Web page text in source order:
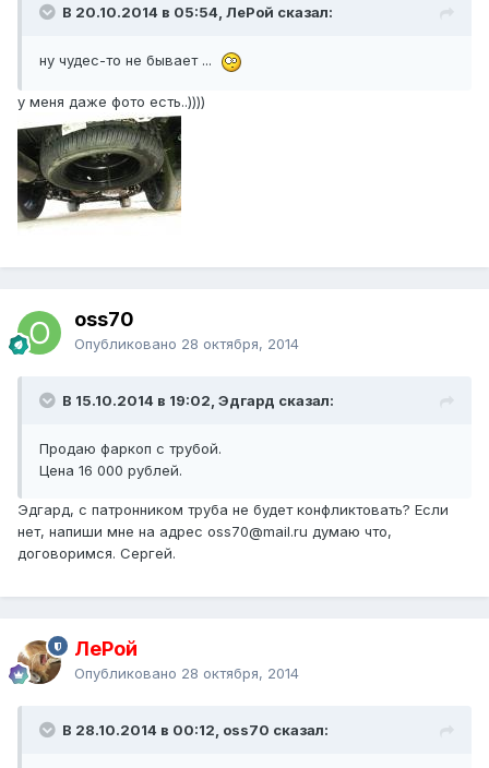
В 20.10.2014 в 05:54, ЛеРой сказал:
ну чудес-то не бывает ...
у меня даже фото есть..))))
oss70
Опубликовано 28 октября, 2014
В 15.10.2014 в 19:02, Эдгард сказал:
Продаю фаркоп с трубой.
Цена 16 000 рублей.
Эдгард, с патронником труба не будет конфликтовать? Если
нет, напиши мне на адрес oss70@mail.ru думаю что,
договоримся. Сергей.
ЛеРой
Опубликовано 28 октября, 2014
В 28.10.2014 в 00:12, oss70 сказал: